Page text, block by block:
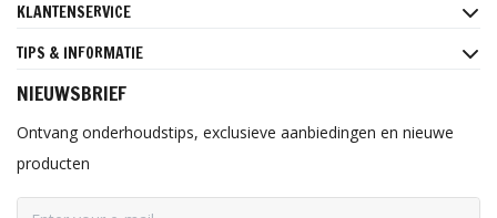
KLANTENSERVICE
TIPS & INFORMATIE
NIEUWSBRIEF
Ontvang onderhoudstips, exclusieve aanbiedingen en nieuwe
producten